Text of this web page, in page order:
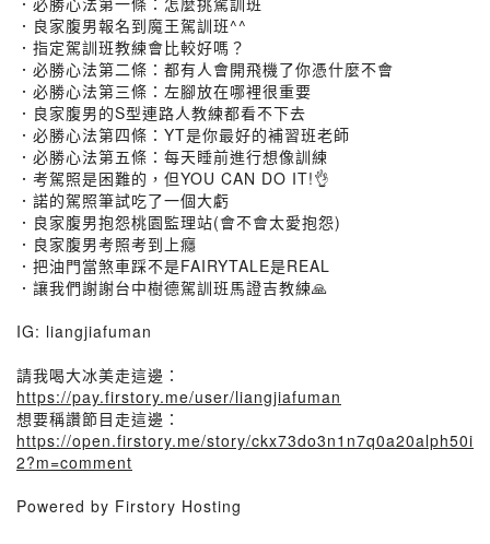
．良家腹男報名到魔王駕訓班^^
．指定駕訓班教練會比較好嗎？
．必勝心法第二條：都有人會開飛機了你憑什麼不會
．必勝心法第三條：左腳放在哪裡很重要
．良家腹男的S型連路人教練都看不下去
．必勝心法第四條：YT是你最好的補習班老師
．必勝心法第五條：每天睡前進行想像訓練
．考駕照是困難的，但YOU CAN DO IT!👌
．諾的駕照筆試吃了一個大虧
．良家腹男抱怨桃園監理站(會不會太愛抱怨)
．良家腹男考照考到上癮
．把油門當煞車踩不是FAIRYTALE是REAL
．讓我們謝謝台中樹德駕訓班馬證吉教練🙏
IG: liangjiafuman
請我喝大冰美走這邊：
https://pay.firstory.me/user/liangjiafuman
想要稱讚節目走這邊：
https://open.firstory.me/story/ckx73do3n1n7q0a20alph50i
2?m=comment
Powered by Firstory Hosting